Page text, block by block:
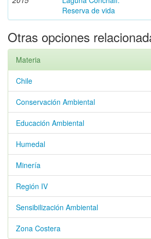
Reserva de vida
Otras opciones
Materia
Chile
Conservación Ambiental
Educación Ambiental
Humedal
Minería
Región IV
Sensibilización Ambiental
Zona Costera